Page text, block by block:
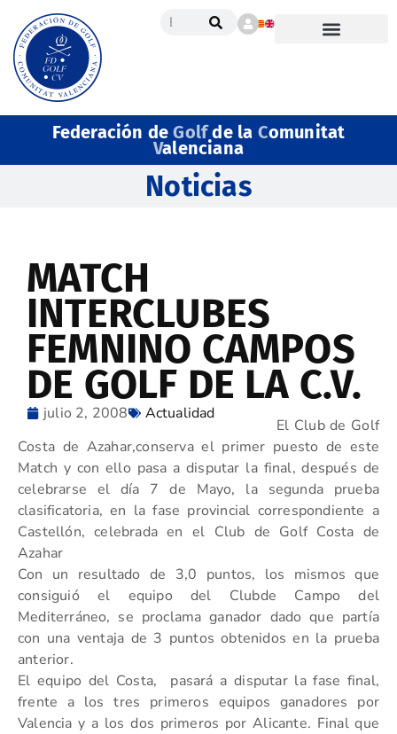
Federación deGolfde la Comunitat
Valenciana
Noticias
MATCH
INTERCLUBES
FEMNINO CAMPOS
DE GOLF DE LA C.V.
julio 2, 2008 Actualidad
El Club de Golf
Costa de Azahar,conserva el primer puesto de este
Match y con ello pasa a disputar la final, después de
celebrarse el día 7 de Mayo, la segunda prueba
clasificatoria, en la fase provincial correspondiente a
Castellón, celebrada en el Club de Golf Costa de
Azahar
Con un resultado de 3,0 puntos, los mismos que
consiguió el equipo del Clubde Campo del
Mediterráneo, se proclama ganador dado que partía
con una ventaja de 3 puntos obtenidos en la prueba
anterior.
El equipo del Costa, pasará a disputar la fase final,
frente a los tres primeros equipos ganadores por
Valencia y a los dos primeros por Alicante. Final que